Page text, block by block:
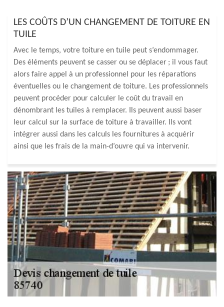
LES COÛTS D’UN CHANGEMENT DE TOITURE EN
TUILE
Avec le temps, votre toiture en tuile peut s’endommager.
Des éléments peuvent se casser ou se déplacer ; il vous faut
alors faire appel à un professionnel pour les réparations
éventuelles ou le changement de toiture. Les professionnels
peuvent procéder pour calculer le coût du travail en
dénombrant les tuiles à remplacer. Ils peuvent aussi baser
leur calcul sur la surface de toiture à travailler. Ils vont
intégrer aussi dans les calculs les fournitures à acquérir
ainsi que les frais de la main-d’ouvre qui va intervenir.